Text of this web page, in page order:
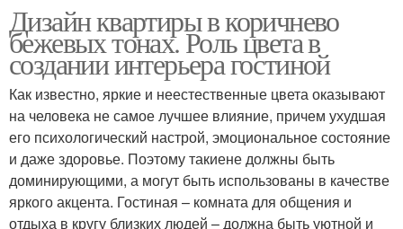
Дизайн квартиры в коричнево
бежевых тонах. Роль цвета в
создании интерьера гостиной
Как известно, яркие и неестественные цвета оказывают
на человека не самое лучшее влияние, причем ухудшая
его психологический настрой, эмоциональное состояние
и даже здоровье. Поэтому такиене должны быть
доминирующими, а могут быть использованы в качестве
яркого акцента. Гостиная – комната для общения и
отдыха в кругу близких людей – должна быть уютной и